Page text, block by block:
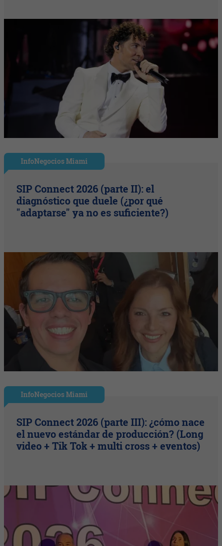
InfoNegocios Miami
SIP Connect 2026 (parte II): el
diagnóstico que duele (¿por qué
"adaptarse" ya no es suficiente?)
InfoNegocios Miami
SIP Connect 2026 (parte III): ¿cómo nace
el nuevo estándar de producción? (Long
video + Tik Tok + multi cross + eventos)